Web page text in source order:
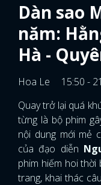
Dàn sao
năm:
Hà -
Hoa Le
15:50 -
Quay trở lại quá
từng là bộ phim
nội dung mới mẻ
của đạo diễn
phim hiếm hoi thời
trang, khai thác